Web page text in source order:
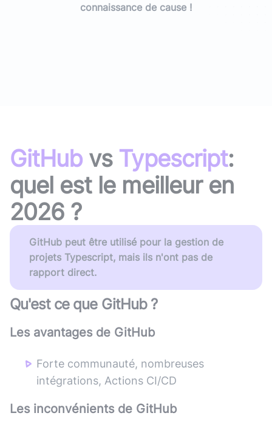
connaissance de cause !
GitHub vs Typescript:
quel est le meilleur en
2026 ?
GitHub peut être utilisé pour la gestion de
projets Typescript, mais ils n'ont pas de
rapport direct.
Qu'est ce que GitHub?
Les avantages de GitHub
Forte communauté, nombreuses
intégrations, Actions CI/CD
Les inconvénients de GitHub